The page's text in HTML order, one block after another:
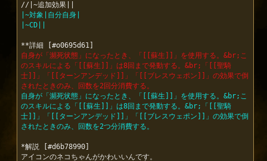
|~対象|自分自身|
|~CD||
自身が「瀕死状態」になったとき、「[[蘇生]]」を使用する。&br;こ
のスキルによる「[[蘇生]]」は8回まで発動する。&br;「[[聖騎
士]]」「[[ターンアンデッド]]」「[[ブレスウェポン]]」の効果で倒
されたときのみ、回数を2回分消費する。
自身が「瀕死状態」になったとき、「[[蘇生]]」を使用する。&br;こ
のスキルによる「[[蘇生]]」は8回まで発動する。&br;「[[聖騎
士]]」「[[ターンアンデッド]]」「[[ブレスウェポン]]」の効果で倒
されたときのみ、回数を2つ分消費する。
*解説 [#d6b78990]
アイコンのネコちゃんがかわいいんです。